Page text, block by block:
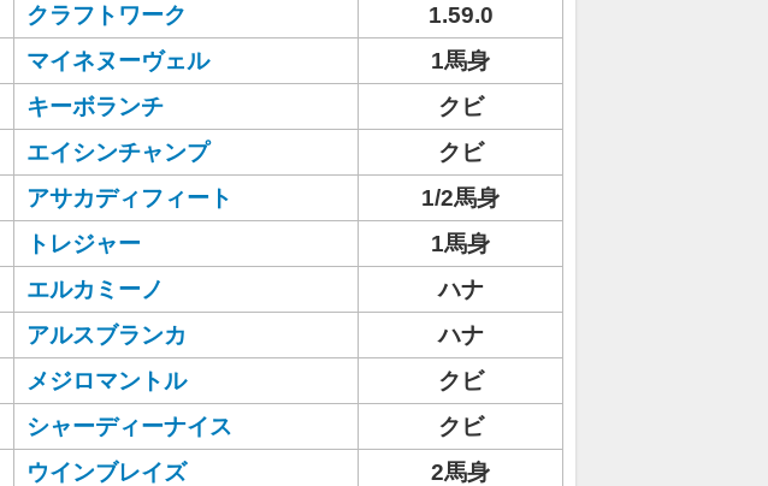
クラフトワーク
1.59.0
マイネヌーヴェル
1馬身
キーボランチ
クビ
エイシンチャンプ
クビ
アサカディフィート
1/2馬身
トレジャー
1馬身
エルカミーノ
ハナ
アルスブランカ
ハナ
メジロマントル
クビ
シャーディーナイス
クビ
ウインブレイズ
2馬身